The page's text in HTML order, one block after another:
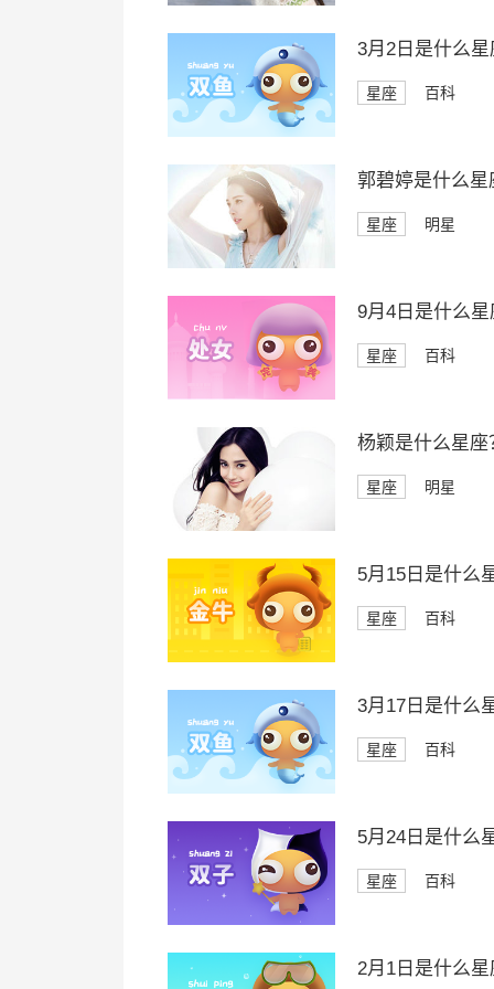
3月2日是什么星
星座 百科
郭碧婷是什么星
星座 明星
9月4日是什么星
星座 百科
杨颖是什么星座
星座 明星
5月15日是什么
星座 百科
3月17日是什么
星座 百科
5月24日是什么
星座 百科
2月1日是什么星